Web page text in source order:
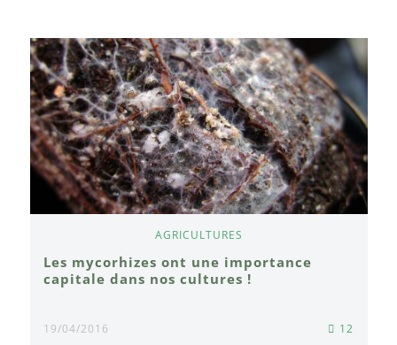
AGRICULTURES
Les mycorhizes ont une importance
capitale dans nos cultures !
19/04/2016 12